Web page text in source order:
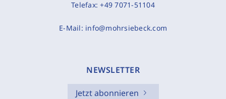
Telefax:+49 7071-51104
E-Mail: info@mohrsiebeck.com
NEWSLETTER
Jetzt abonnieren